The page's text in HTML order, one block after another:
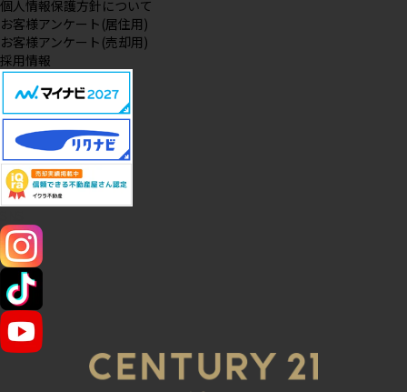
個人情報保護方針について
お客様アンケート(居住用)
お客様アンケート(売却用)
採用情報